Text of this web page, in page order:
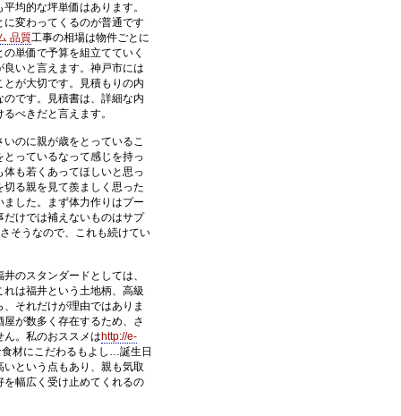
均的な坪単価はあります。
変わってくるのが普通です
品質工事の相場は物件ごとに
単価で予算を組立てていく
いと言えます。神戸市には
が大切です。見積もりの内
です。見積書は、詳細な内
べきだと言えます。
のに親が歳をとっているこ
っているなって感じを持っ
も若くあってほしいと思っ
る親を見て羨ましく思った
した。まず体力作りはプー
けでは補えないものはサプ
そうなので、これも続けてい
のスタンダードとしては、
は福井という土地柄、高級
それだけが理由ではありま
が数多く存在するため、さ
。私のおススメはhttp://e-
材にこだわるもよし…誕生日
という点もあり、親も気取
幅広く受け止めてくれるの